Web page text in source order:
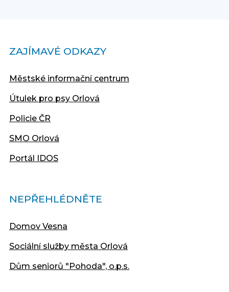
ZAJÍMAVÉ ODKAZY
Městské informační centrum
Útulek pro psy Orlová
Policie ČR
SMO Orlová
Portál IDOS
NEPŘEHLÉDNĚTE
Domov Vesna
Sociální služby města Orlová
Dům seniorů "Pohoda", o.p.s.